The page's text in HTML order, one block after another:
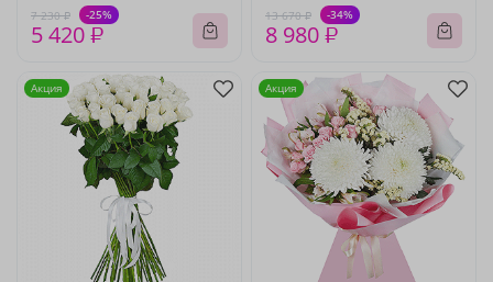
7 230 ₽ -25%
5 420 ₽
13 670 ₽ -34%
8 980 ₽
Акция Акция